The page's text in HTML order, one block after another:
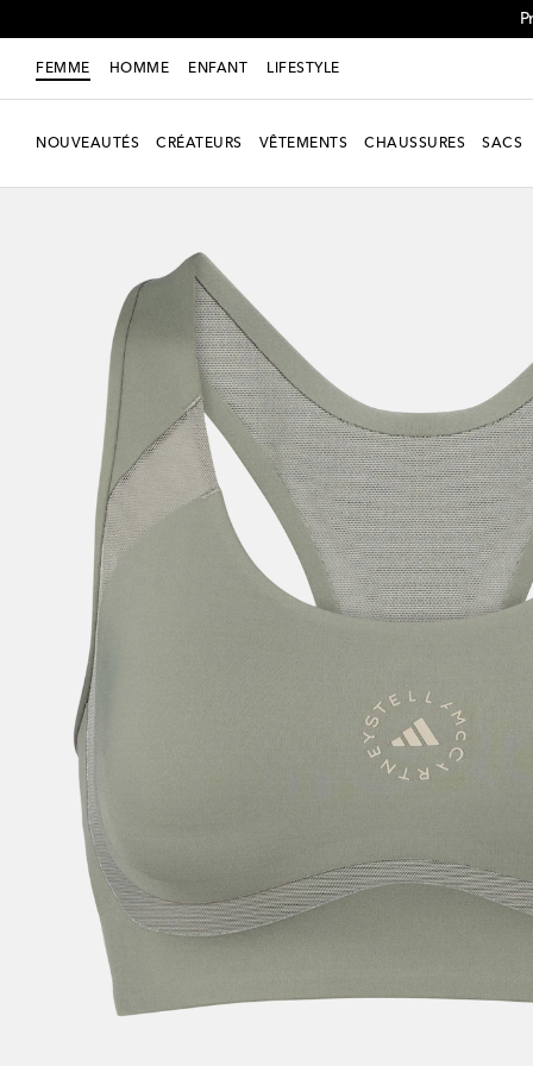
FEMME HOMME ENFANT LIFESTYLE
NOUVEAUTÉS CRÉATEURS VÊTEMENTS CHAUSSURES SACS